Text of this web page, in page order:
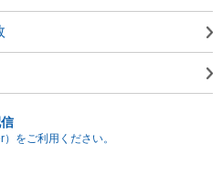
をご利用ください。